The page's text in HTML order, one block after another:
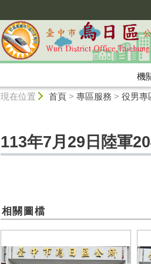
機
現在位置 首頁> 專區服務 > 役男專
113年7月29日陸軍
相關圖檔